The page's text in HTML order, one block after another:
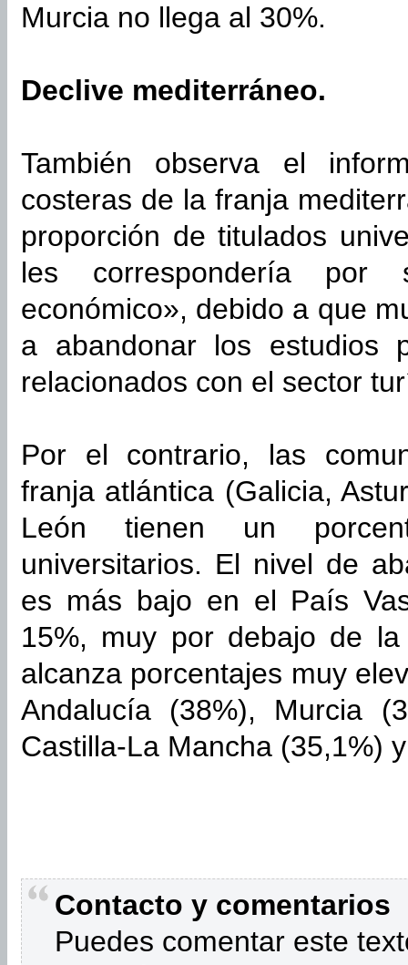
Murcia no llega al 30%.
Declive mediterráneo.
También observa el
costeras de la franja
proporción de titulados
les correspondería
económico», debido a que
a abandonar los estudios
relacionados con el sector
Por el contrario, las
franja atlántica (Galicia,
León tienen un
universitarios. El nivel de
es más bajo en el País
15%, muy por debajo de
alcanza porcentajes muy
Andalucía (38%), Murcia
Castilla-La Mancha (35,1%)
Contacto y comentarios
Puedes comentar este